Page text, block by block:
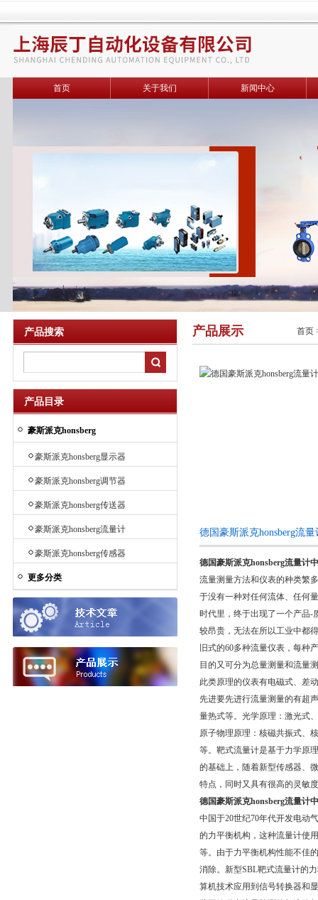
首页 关于我们 新闻中心
产品搜索
产品目录
豪斯派克honsberg
豪斯派克honsberg显示器
豪斯派克honsberg调节器
豪斯派克honsberg传送器
豪斯派克honsberg流量计
豪斯派克honsberg传感器
更多分类
产品展示 首页
德国豪斯派克honsberg流
德国豪斯派克honsberg流量计
流量测量方法和仪表的种类繁
于没有一种对任何流体、任何
时代里，终于出现了一个产品-
较昂贵，无法在所以工业中都
旧式的60多种流量仪表，每种
目的又可分为总量测量和流量
此类原理的仪表有电磁式、差
先进要先进行流量测量的有超
量热式等。光学原理：激光式
原子物理原理：核磁共振式、
等。靶式流量计是基于力学原
的基础上，随着新型传感器、
特点，同时又具有很高的灵敏
德国豪斯派克honsberg流量计
中国于20世纪70年代开发电动
的力平衡机构，这种流量计使
等。由于力平衡机构性能不佳
消除。新型SBL靶式流量计的
算机技术应用到信号转换器和